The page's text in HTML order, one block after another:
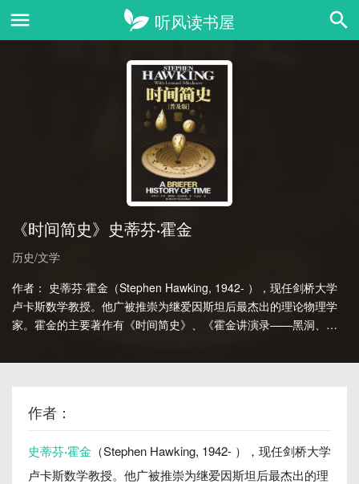
《时间简史》史蒂芬·霍金
历史/文学
作者： 史蒂芬·霍金（Stephen Hawking, 1942- ），现任剑桥大学
卢卡斯数学教授。他广被推崇为继爱因斯坦后最杰出的理论物理学
家。霍金的主要著作有《时间简史》、《霍金讲演录——黑洞、婴
作者：
史蒂芬·霍金 （Stephen Hawking, 1942- ），现任剑桥大学
卢卡斯数学教授。他广被推崇为继爱因斯坦后最杰出的理